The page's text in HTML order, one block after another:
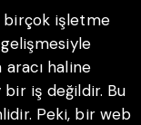
birçok işletme
haline
iş değildir. Bu
Peki, bir web